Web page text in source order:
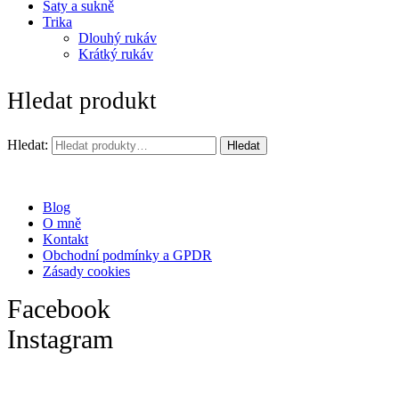
Šaty a sukně
Trika
Dlouhý rukáv
Krátký rukáv
Hledat produkt
Hledat: Hledat
Blog
O mně
Kontakt
Obchodní podmínky a GPDR
Zásady cookies
Facebook
Instagram